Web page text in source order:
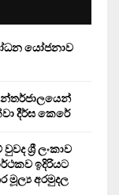
A
R
H
යෝජනාව
දීර්ඝ කෙරේ
ශ්‍රී ලංකාව
ඉදිරියට
මූල්‍ය අරමුදල